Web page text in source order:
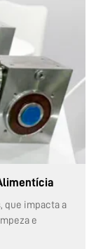
que impacta a
e